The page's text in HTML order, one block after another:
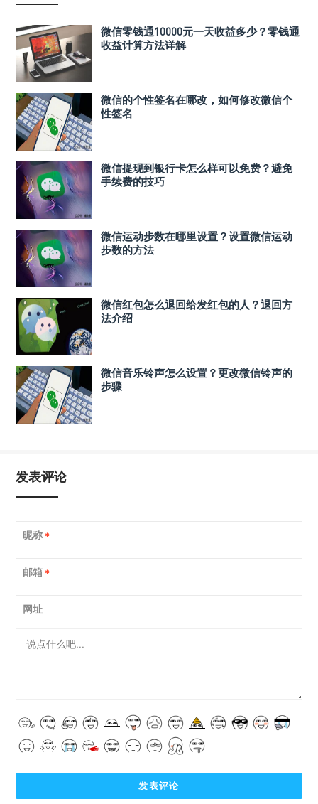
微信零钱通10000元一天收益多少？零钱通
收益计算方法详解
微信的个性签名在哪改，如何修改微信个
性签名
微信提现到银行卡怎么样可以免费？避免
手续费的技巧
微信运动步数在哪里设置？设置微信运动
步数的方法
微信红包怎么退回给发红包的人？退回方
法介绍
微信音乐铃声怎么设置？更改微信铃声的
步骤
发表评论
昵称 *
邮箱 *
网址